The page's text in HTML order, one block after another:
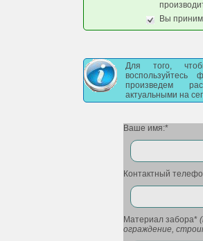
Вы
Для того,
произведем
актуальными на
Ваше имя:*
Контактный
Материал забора*
ограждение,